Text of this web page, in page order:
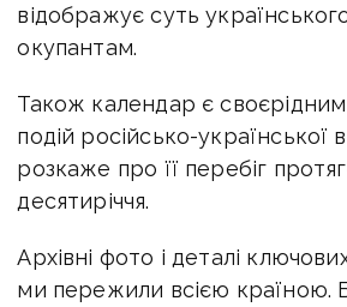
відображує суть
окупантам.
Також календар є
подій російсько-української
розкаже про її перебіг
десятиріччя.
Архівні фото і деталі
ми пережили всією країною.